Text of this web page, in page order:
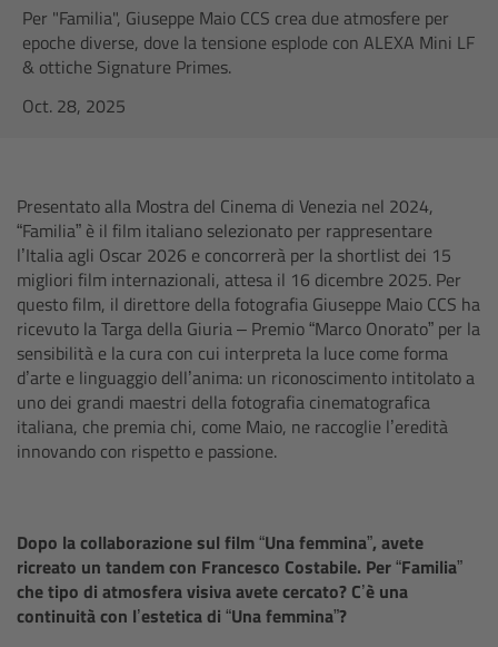
Per "Familia", Giuseppe Maio CCS crea due atmosfere per
epoche diverse, dove la tensione esplode con ALEXA Mini LF
& ottiche Signature Primes.
Oct. 28, 2025
Presentato alla Mostra del Cinema di Venezia nel 2024,
“Familia” è il film italiano selezionato per rappresentare
l’Italia agli Oscar 2026 e concorrerà per la shortlist dei 15
migliori film internazionali, attesa il 16 dicembre 2025. Per
questo film, il direttore della fotografia Giuseppe Maio CCS ha
ricevuto la Targa della Giuria – Premio “Marco Onorato” per la
sensibilità e la cura con cui interpreta la luce come forma
d’arte e linguaggio dell’anima: un riconoscimento intitolato a
uno dei grandi maestri della fotografia cinematografica
italiana, che premia chi, come Maio, ne raccoglie l’eredità
innovando con rispetto e passione.
Dopo la collaborazione sul film “Una femmina”, avete
ricreato un tandem con Francesco Costabile. Per “Familia”
che tipo di atmosfera visiva avete cercato? C’è una
continuità con l’estetica di “Una femmina”?
ALEXA LF
AMIRA
Overview
ALEXA Mini
ALEXA SXT W
ALEXA 35
Cine Camera Components
Camera Companion App
Camera Control Monitor CCM-1